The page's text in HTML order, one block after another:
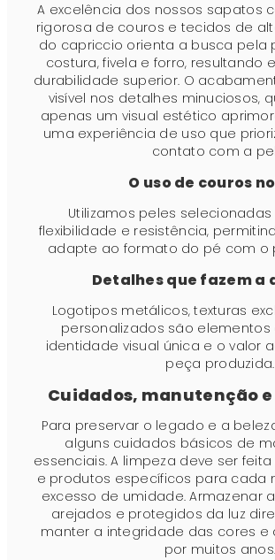
A excelência dos nossos sapatos
rigorosa de couros e tecidos de
do capriccio orienta a busca pela
costura, fivela e forro, resultando
durabilidade superior. O
visível nos detalhes minuciosos,
apenas um visual estético
uma experiência de uso que
contato com a
O uso de couros
Utilizamos peles
flexibilidade e resistência,
adapte ao formato do pé com o
Detalhes que fazem a
Logotipos metálicos, texturas
personalizados são
identidade visual única e o valor
peça produzida.
Cuidados, manutenção
Para preservar o legado e a
alguns cuidados básicos de
essenciais. A limpeza deve ser
e produtos específicos para cada
excesso de umidade. Armazenar
arejados e protegidos da luz
manter a integridade das cores e
por muitos anos.